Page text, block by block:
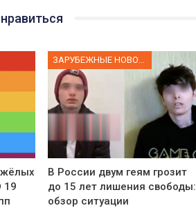
19
В России двум геям грозит
до 15 лет лишения свободы:
обзор ситуации